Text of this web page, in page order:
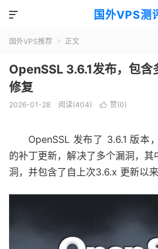
国外VPS测

国外VPS推荐  正文
OpenSSL 3.6.1发布，包含
修复
2026-01-28 阅读(404)  赞(0)
OpenSSL 发布了 3.6.1 版本
的补丁更新，解决了多个漏洞，
洞，并包含了自上次3.6.x 更新以